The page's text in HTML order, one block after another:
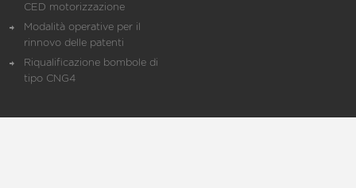
CED motorizzazione
Modalità operative per il
rinnovo delle patenti
Riqualificazione bombole di
tipo CNG4